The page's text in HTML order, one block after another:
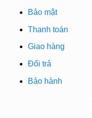
Bảo mật
Thanh toán
Giao hàng
Đổi trả
Bảo hành